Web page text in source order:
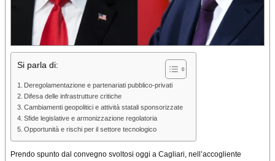
Si parla di:
Deregolamentazione e partenariati pubblico-privati
Difesa delle infrastrutture critiche
Cambiamenti geopolitici e attività statali sponsorizzate
Sfide legislative e armonizzazione regolatoria
Opportunità e rischi per il settore tecnologico
Prendo spunto dal convegno svoltosi oggi a Cagliari, nell’accogliente